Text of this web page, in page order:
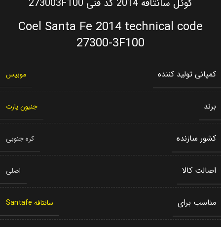
کوئل سانتافه 2014 کد فنی 273003F100
Coel Santa Fe 2014 technical code
27300-3F100
کمپانی تولید کننده موبیس
برند جنیون پارت
کشور سازنده کره جنوبی
اصالت کالا اصلی
مناسب برای سانتافه Santafe